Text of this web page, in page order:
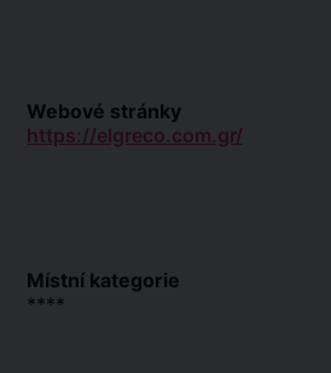
Webové stránky
https://elgreco.com.gr/
Místní kategorie
****